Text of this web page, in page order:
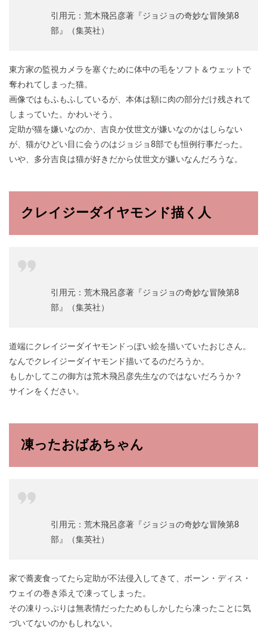
引用元：荒木飛呂彦著『ジョジョの奇妙な冒険第8
部』（集英社）
東方家の監視カメラを塞ぐために体中の毛をソフト＆ウェットで
奪われてしまった猫。
画像ではもふもふしているが、本体は額に肉の部分だけ残されて
しまっていた。かわいそう。
定助が猫を嫌いなのか、吉良か仗世文が嫌いなのかはしらない
が、猫がひどい目に会うのはジョジョ8部でも恒例行事だった。
いや、多分吉良は猫が好きだから仗世文が嫌いなんだろうな。
クレイジーダイヤモンド描く人
引用元：荒木飛呂彦著『ジョジョの奇妙な冒険第8
部』（集英社）
道端にクレイジーダイヤモンドっぽい絵を描いていたおじさん。
なんでクレイジーダイヤモンド描いてるのだろうか。
もしかしてこの御方は荒木飛呂彦先生なのではないだろうか？
サインをください。
凍ったおばあちゃん
引用元：荒木飛呂彦著『ジョジョの奇妙な冒険第8
部』（集英社）
家で蕎麦食ってたら定助が不法侵入してきて、ボーン・ディス・
ウェイの巻き添えで凍ってしまった。
その凍りっぷりは無表情だったためもしかしたら凍ったことに気
づいてないのかもしれない。